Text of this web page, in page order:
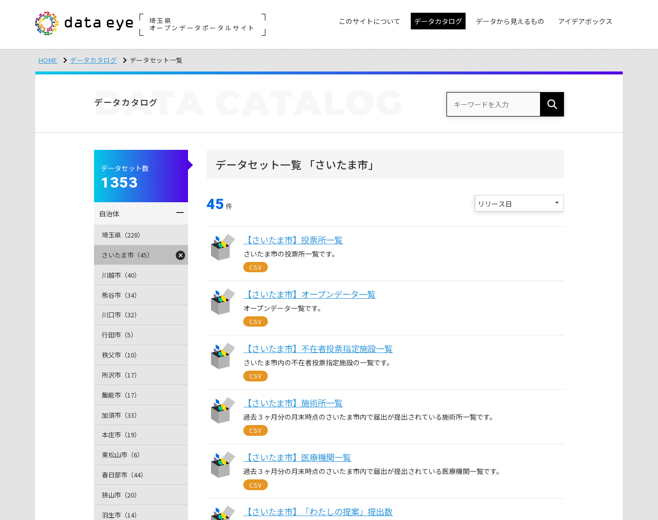
埼玉県
オープンデータポータルサイト
このサイトについて データカタログ データから見えるもの アイデアボックス
HOME データカタログ データセット一覧
データカタログ
DATA
データセット一覧 「さいたま市」
45 件
【さいたま市】投票所一覧
さいたま市の投票所一覧です。
CSV
【さいたま市】オープンデータ一覧
オープンデータ一覧です。
CSV
【さいたま市】不在者投票指定施設一覧
さいたま市内の不在者投票指定施設の一覧です。
CSV
【さいたま市】施術所一覧
過去３ヶ月分の月末時点のさいたま市内で届出が提出されている施術所一覧です。
CSV
【さいたま市】医療機関一覧
過去３ヶ月分の月末時点のさいたま市内で届出が提出されている医療機関一覧です。
CSV
【さいたま市】「わたしの提案」提出数
データセット数
1353
自治体
埼玉県（228）
さいたま市（45）
川越市（40）
熊谷市（34）
川口市（32）
行田市（5）
秩父市（10）
所沢市（17）
飯能市（17）
加須市（33）
本庄市（19）
東松山市（6）
春日部市（44）
狭山市（20）
羽生市（14）